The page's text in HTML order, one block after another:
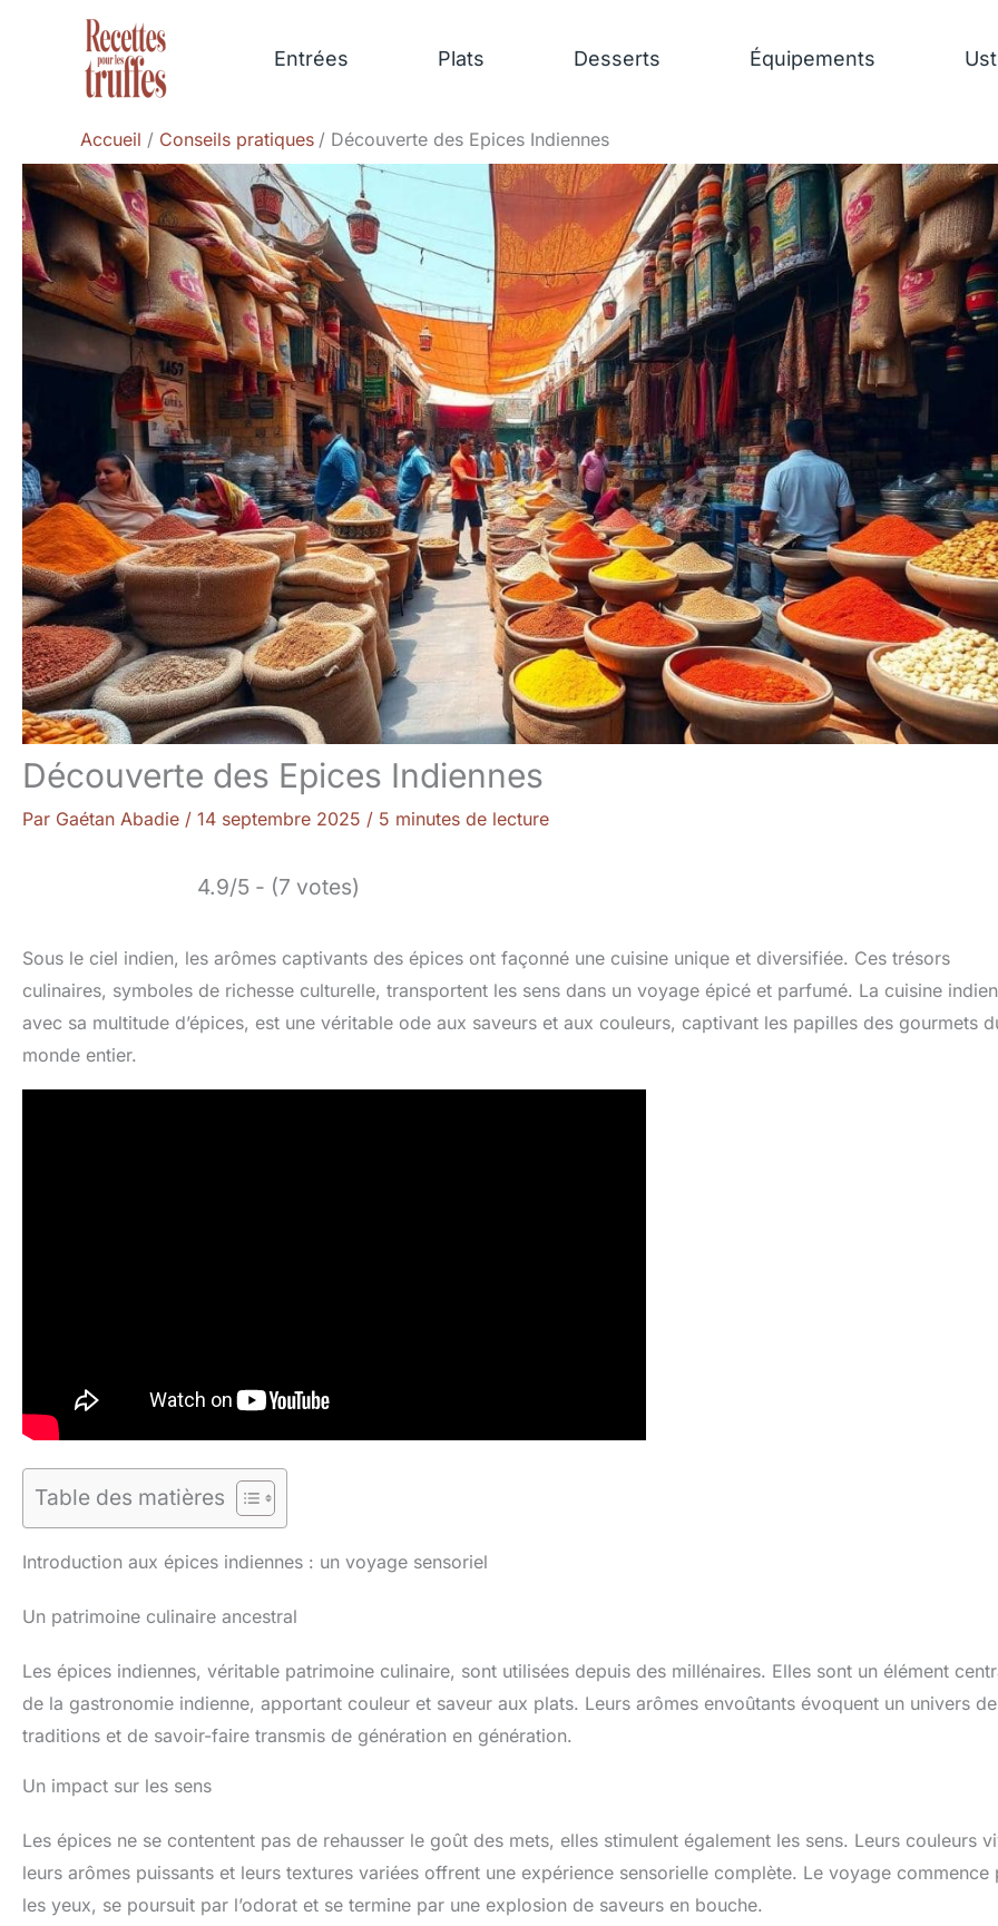
Entrées Plats Desserts Équipements
Accueil Conseils pratiques Découverte des Epices Indiennes
Découverte des Epices Indiennes
Par Gaétan Abadie / 14 septembre 2025 / 5 minutes de lecture
4.9/5 - (7 votes)
Sous le ciel indien, les arômes captivants des épices ont façonné une cuisine unique et diversifiée. Ces trésors
culinaires, symboles de richesse culturelle, transportent les sens dans un voyage épicé et parfumé. La cuisine
avec sa multitude d’épices, est une véritable ode aux saveurs et aux couleurs, captivant les papilles des gourmets
monde entier.
Table des matières
Introduction aux épices indiennes : un voyage sensoriel
Un patrimoine culinaire ancestral
Les épices indiennes, véritable patrimoine culinaire, sont utilisées depuis des millénaires. Elles sont un élément
de la gastronomie indienne, apportant couleur et saveur aux plats. Leurs arômes envoûtants évoquent un univers de
traditions et de savoir-faire transmis de génération en génération.
Un impact sur les sens
Les épices ne se contentent pas de rehausser le goût des mets, elles stimulent également les sens. Leurs couleurs
leurs arômes puissants et leurs textures variées offrent une expérience sensorielle complète. Le voyage commence
les yeux, se poursuit par l’odorat et se termine par une explosion de saveurs en bouche.